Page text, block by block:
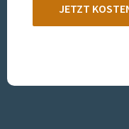
JETZT